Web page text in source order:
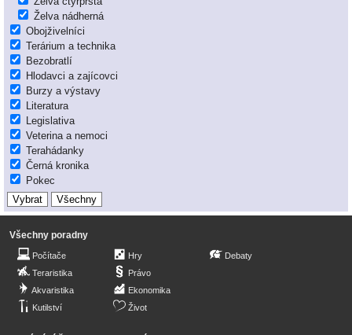
Želva nádherná
Obojživelníci
Terárium a technika
Bezobratlí
Hlodavci a zajícovci
Burzy a výstavy
Literatura
Legislativa
Veterina a nemoci
Terahádanky
Černá kronika
Pokec
Všechny poradny
Počítače
Teraristika
Akvaristika
Kutilství
Hry
Právo
Ekonomika
Život
Debaty